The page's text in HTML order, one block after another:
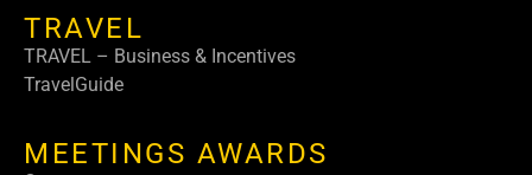
TRAVEL
TRAVEL – Business & Incentives
TravelGuide
MEETINGS AWARDS